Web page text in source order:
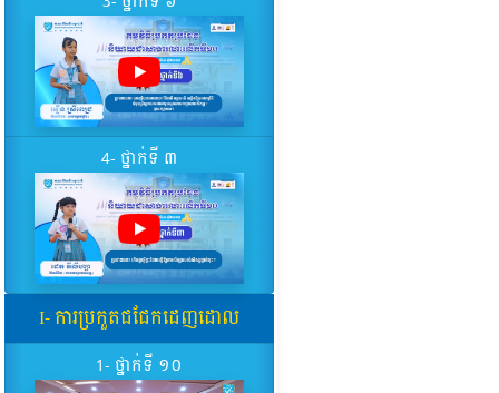
4- ថ្នាក់ទី ៣
I- ការប្រកួតជជែកដេញដោល
1- ថ្នាក់ទី ១០